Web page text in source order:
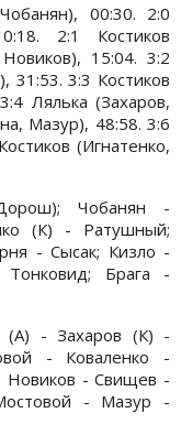
00:30. 2:0
2:1 Костиков
15:04. 3:2
31:53. 3:3 Костиков
Лялька (Захаров,
Мазур), 48:58. 3:6
(Игнатенко,
Чобанян -
(К) - Ратушный;
- Сысак; Кизло -
Брага -
(А) - Захаров (К) -
- Коваленко -
Новиков - Свищев -
- Мазур -